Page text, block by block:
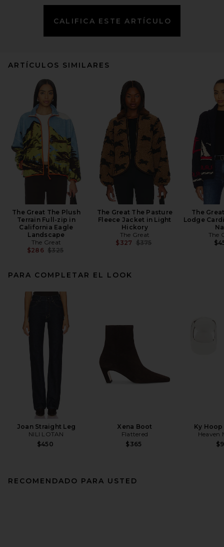
CALIFICA ESTE ARTÍCULO
ARTÍCULOS SIMILARES
The Great The Plush
Terrain Full-zip in
California Eagle
Landscape
The Great
$286 Previous price:
$325
The Great The Pasture
Fleece Jacket in Light
Hickory
The Great
$327 Previous price:
$375
The
Lodge
The
PARA COMPLETAR EL LOOK
Joan Straight Leg
NILI LOTAN
$450
Xena Boot
Flattered
$365
Ky
Heaven
RECOMENDADO PARA USTED